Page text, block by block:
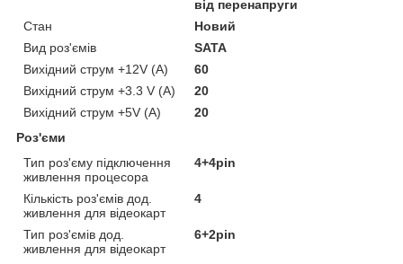
від перенапруги
Стан
Новий
Вид роз'ємів
SATA
Вихідний струм +12V (A)
60
Вихідний струм +3.3 V (A)
20
Вихідний струм +5V (A)
20
Роз'єми
Тип роз'єму підключення
живлення процесора
4+4pin
Кількість роз'ємів дод.
живлення для відеокарт
4
Тип роз'ємів дод.
живлення для відеокарт
6+2pin